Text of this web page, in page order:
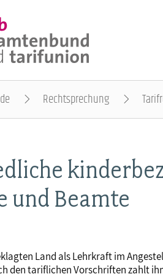
Rechtsprechung
und Beamte
Land als Lehrkraft im
den tariflichen Vorschriften zahlt